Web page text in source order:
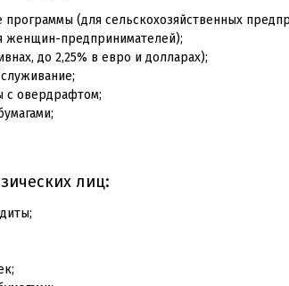
(для сельскохозяйственных
женщин-предпринимателей);
до 2,25% в евро и долларах);
с овердрафтом;
лиц: